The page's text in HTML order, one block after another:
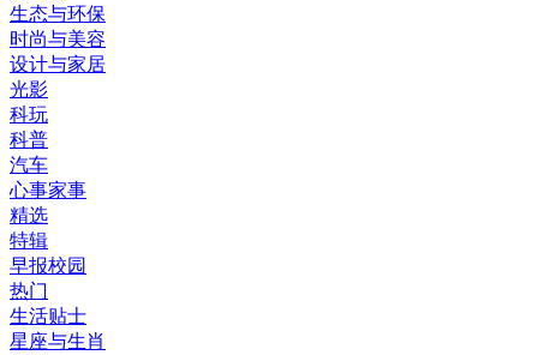
生态与环保
时尚与美容
设计与家居
光影
科玩
科普
汽车
心事家事
精选
特辑
早报校园
热门
生活贴士
星座与生肖